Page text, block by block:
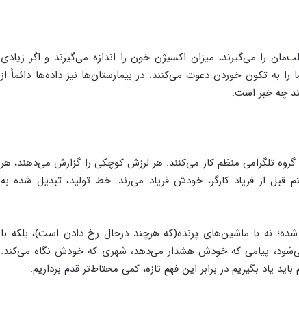
را می‌گیرند، میزان اکسیژن خون را اندازه می‌گیرند و اگر زیادی
به تکون خوردن دعوت می‌کنند. در بیمارستان‌ها نیز داده‌ها دائماً از
چه خبر است.
تلگرامی منظم کار می‌کنند: هر لرزش کوچکی را گزارش می‌دهند، هر
از فریاد کارگر، خودش فریاد می‌زند. خط تولید، تبدیل شده به
نه با ماشین‌های پرنده(که هرچند درحال رخ دادن است)، بلکه با
پیامی که خودش هشدار می‌دهد، شهری که خودش نگاه می‌کند.
یاد بگیریم در برابر این فهمِ تازه، کمی محتاط‌تر قدم برداریم.